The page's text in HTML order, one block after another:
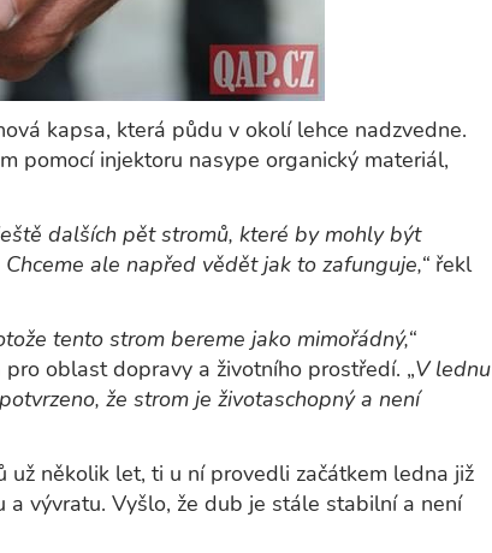
kapsa, která půdu v okolí lehce nadzvedne.
pomocí injektoru nasype organický materiál,
dalších pět stromů, které by mohly být
ale napřed vědět jak to zafunguje,“ řekl
tento strom bereme jako mimořádný,“
oblast dopravy a životního prostředí. „V lednu
že strom je životaschopný a není
několik let, ti u ní provedli začátkem ledna již
a vývratu. Vyšlo, že dub je stále stabilní a není